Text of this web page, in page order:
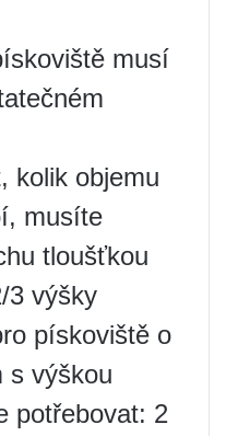
musí
kolik objemu
musíte
tloušťkou
3 výšky
pískoviště o
s výškou
potřebovat: 2